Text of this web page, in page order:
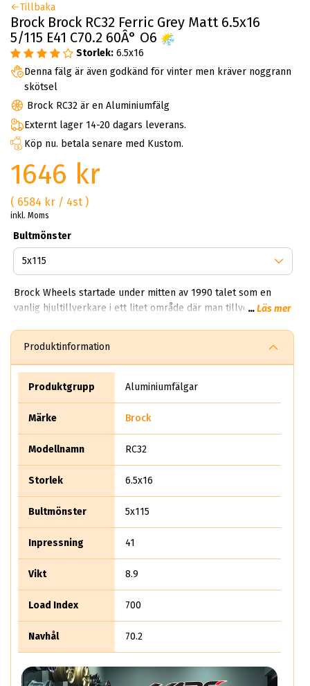
Tillbaka
Brock Brock RC32 Ferric Grey Matt 6.5x16
5/115 E41 C70.2 60Â° O6
Storlek: 6.5x16
Denna fälg är även godkänd för vinter men kräver noggrann
skötsel
Brock RC32 är en Aluminiumfälg
Externt lager 14-20 dagars leverans.
Köp nu. betala senare med Kustom.
1646 kr
( 6584 kr / 4st )
inkl. Moms
Bultmönster
Brock Wheels startade under mitten av 1990 talet som en
vanlig hjultillverkare i ett litet område där man tillverkade
850,000 brock fälgar per dag? Helt sjukt!? Första gången vi
fick veta det här vart experterna på ABS Wheels chockade.
Det säljer rent teoretiskt mer än 10 miljoner aluminiumhjul
...Läs mer
Produktinformation
Produktgrupp Aluminiumfälgar
Märke Brock
Modellnamn RC32
Storlek 6.5x16
Bultmönster 5x115
Inpressning 41
Vikt 8.9
Load Index 700
Navhål 70.2